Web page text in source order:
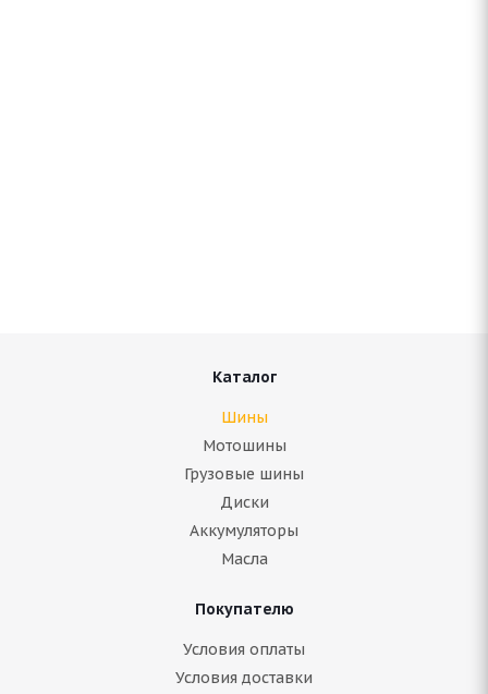
ARIVO Premio ARZERO 155/70 R13 75T
Каталог
Шины
Мотошины
Грузовые шины
Диски
Аккумуляторы
Масла
Покупателю
Условия оплаты
Условия доставки